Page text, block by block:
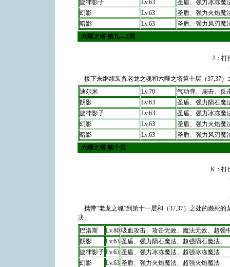
旋律影子 Lv.63
圣盾、强力冰冻魔
幻影
Lv.63
圣盾、强力火焰魔
暗影
Lv.63
圣盾、强力风刃魔
六曜之塔 第九―2层
J：打
接下来继续装备老龙之魂和六曜之塔第十层（37,37）
迪尔米
Lv.70
气功弹、崩击、反
阴影
Lv.63
圣盾、强力陨石魔
旋律影子
Lv.63
圣盾、强力冰冻魔
幻影
Lv.63
圣盾、强力火焰魔
暗影
Lv.63
圣盾、强力风刃魔
六曜之塔 第十层
K：打
携带“老龙之魂”到第十一层和（37,37）之处的濒死
决。
巴洛斯
Lv.80 吸血攻击、攻击无效、魔法无效、超强
阴影
Lv.63 圣盾、强力陨石魔法、超强陨石魔法、
旋律影子 Lv.63 圣盾、强力冰冻魔法、超强冰冻魔法
幻影
Lv.63 圣盾、强力火焰魔法、超强火焰魔法